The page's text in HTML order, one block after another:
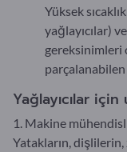
Yüksek
yağlayıcılar)
gereksinimleri
parçalanabilen
Yağlayıcılar için
1. Makine
Yatakların,